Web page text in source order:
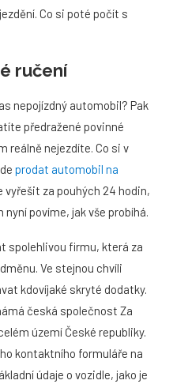
Co si poté počít s
ručení
nepojízdný automobil? Pak
předražené povinné
reálně nejezdíte. Co si v
prodat automobil na
vyřešit za pouhých 24 hodin,
povíme, jak vše probíhá.
spolehlivou firmu, která za
Ve stejnou chvíli
kdovíjaké skryté dodatky.
česká společnost Za
území České republiky.
kontaktního formuláře na
údaje o vozidle, jako je